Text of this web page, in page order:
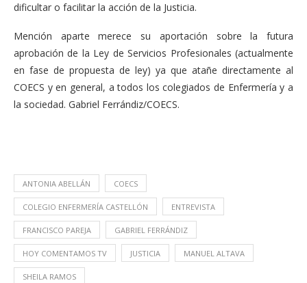
dificultar o facilitar la acción de la Justicia.
Mención aparte merece su aportación sobre la futura
aprobación de la Ley de Servicios Profesionales (actualmente
en fase de propuesta de ley) ya que atañe directamente al
COECS y en general, a todos los colegiados de Enfermería y a
la sociedad. Gabriel Ferrándiz/COECS.
ANTONIA ABELLÁN COECS
COLEGIO ENFERMERÍA CASTELLÓN ENTREVISTA
FRANCISCO PAREJA GABRIEL FERRÁNDIZ
HOY COMENTAMOS TV JUSTICIA MANUEL ALTAVA
SHEILA RAMOS